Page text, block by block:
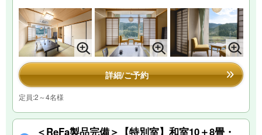
詳細/ご予約
定員:2～4名様
＜ReFa製品完備＞【特別室】和室10＋8畳・